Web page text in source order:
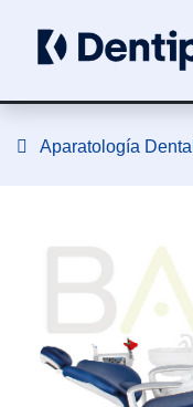
Aparatología Dental